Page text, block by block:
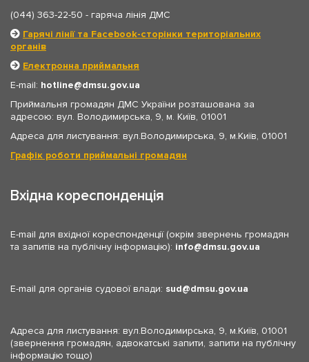
(044) 363-22-50 - гаряча лінія ДМС
Гарячі лінії та Facebook-сторінки територіальних
органів
Електронна приймальня
E-mail: hotline
dmsu.gov.ua
Приймальня громадян ДМС України розташована за
адресою: вул. Володимирська, 9, м. Київ, 01001
Адреса для листування: вул.Володимирська, 9, м.Київ, 01001
Графік роботи приймальні громадян
Вхідна кореспонденція
E-mail для вхідної кореспонденції (окрім звернень громадян
та запитів на публічну інформацію): info dmsu.gov.ua
E-mail для органів судової влади: sud dmsu.gov.ua
Адреса для листування: вул.Володимирська, 9, м.Київ, 01001
(звернення громадян, адвокатські запити, запити на публічну
інформацію тощо)